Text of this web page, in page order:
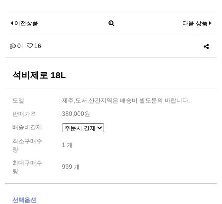
이전상품 다음 상품
0 16
석비제로 18L
모델
제주,도서,산간지역은 배송비 별도문의 바랍니다.
판매가격
380,000원
배송비결제
최소구매수
량
1 개
최대구매수
량
999 개
선택옵션